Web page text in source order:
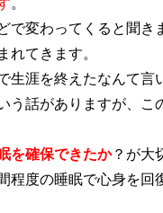
で変わってくると聞き
れてきます。
涯を終えたなんて言
う話がありますが、こ
を確保できたか？が大
程度の睡眠で心身を回